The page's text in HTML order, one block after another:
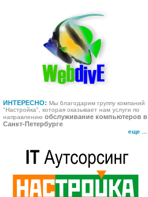
ИНТЕРЕСНО: Мы благодарим группу компаний
"Настройка", которая оказывает нам услуги по
направлению обслуживание компьютеров в
Санкт-Петербурге
еще ...